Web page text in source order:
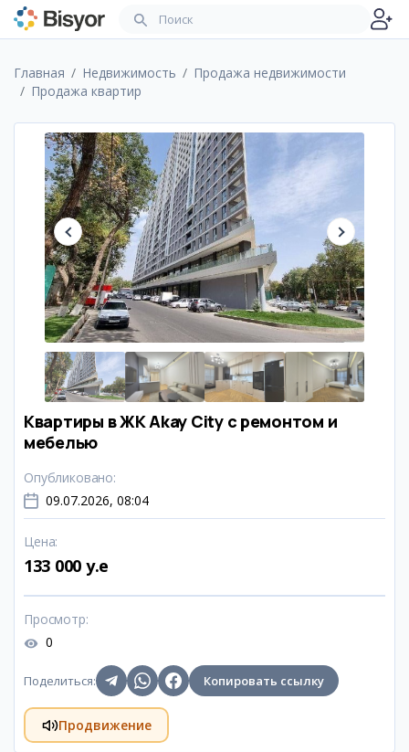
Главная Недвижимость
Продажа недвижимости
Продажа квартир
Квартиры в ЖК Akay City с ремонтом и
мебелью
Опубликовано:
09.07.2026, 08:04
Цена:
133 000 y.e
Просмотр:
0
Поделиться: Копировать ссылку
Продвижение